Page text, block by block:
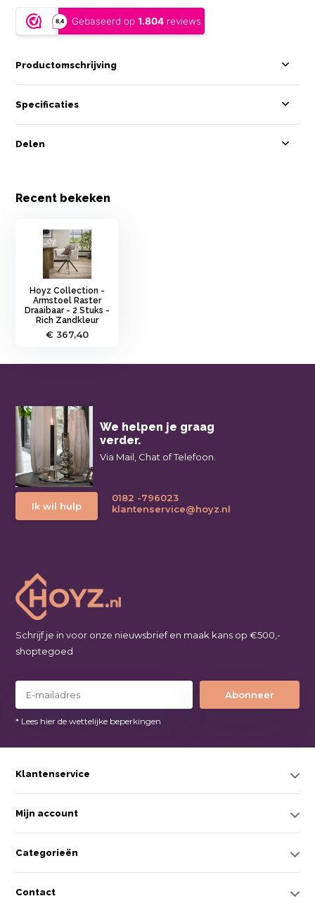
Productomschrijving
Specificaties
Delen
Recent bekeken
Hoyz Collection -
Armstoel Raster
Draaibaar - 2 Stuks -
Rich Zandkleur
€ 367,40
We helpen je graag
verder.
Via Mail, Chat of Telefoon.
Ik wil hulp
0182 -796023
klantenservice@hoyz.nl
Schrijf je in voor onze nieuwsbrief en maak kans op €500,-
shoptegoed
Abonneer
* Lees hier de wettelijke beperkingen
Klantenservice
Mijn account
Categorieën
Contact